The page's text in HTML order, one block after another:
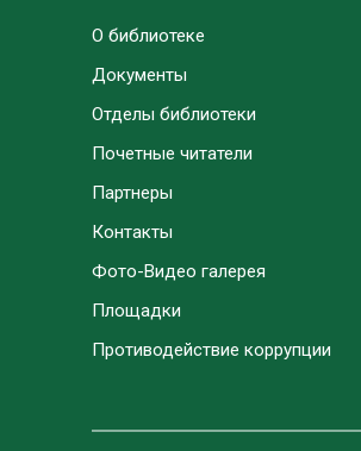
О библиотеке
Документы
Отделы библиотеки
Почетные читатели
Партнеры
Контакты
Фото-Видео галерея
Площадки
Противодействие коррупции